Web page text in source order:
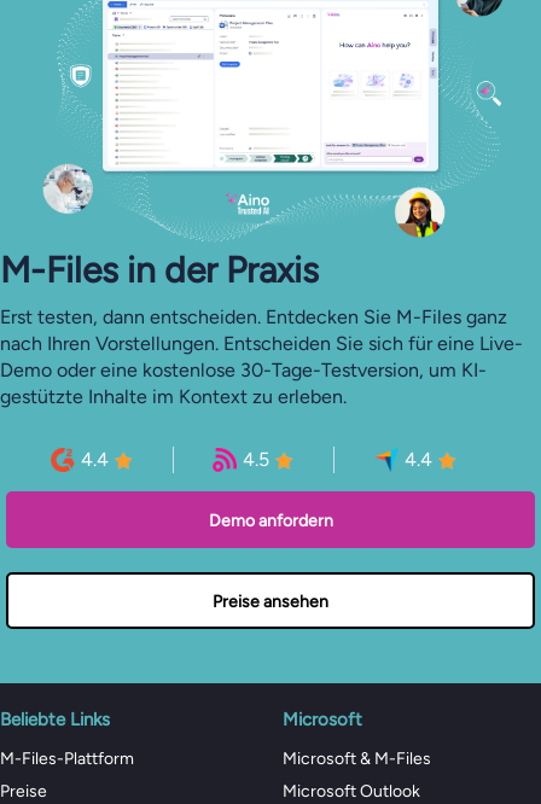
M-Files in der Praxis
Erst testen, dann entscheiden. Entdecken Sie M-Files ganz
nach Ihren Vorstellungen. Entscheiden Sie sich für eine Live-
Demo oder eine kostenlose 30-Tage-Testversion, um KI-
gestützte Inhalte im Kontext zu erleben.
4.4 4.5 4.4
Demo anfordern
Preise ansehen
Beliebte Links
M-Files-Plattform
Preise
Microsoft
Microsoft & M-Files
Microsoft Outlook